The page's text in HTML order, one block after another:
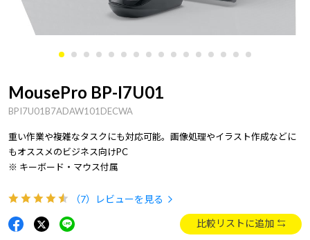
MousePro BP-I7U01
BPI7U01B7ADAW101DECWA
重い作業や複雑なタスクにも対応可能。画像処理やイラスト作成などに
もオススメのビジネス向けPC
※ キーボード・マウス付属
（7） レビューを見る
比較リストに追加